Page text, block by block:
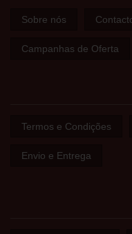
Sobre nós
Campanhas de Oferta
Termos e Condições
Envio e Entrega